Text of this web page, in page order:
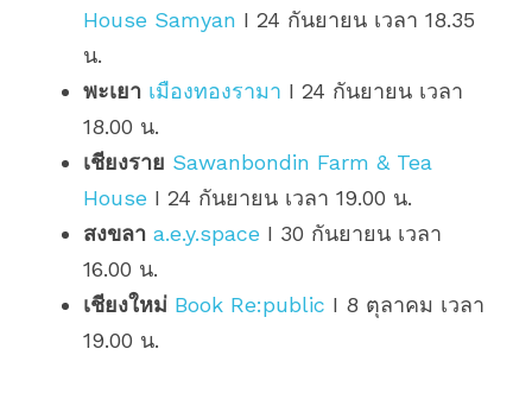
House Samyan I 24 กันยายน เวลา 18.35
น.
พะเยา เมืองทองรามา I 24 กันยายน เวลา
18.00 น.
เชียงราย Sawanbondin Farm & Tea
House I 24 กันยายน เวลา 19.00 น.
สงขลา a.e.y.space I 30 กันยายน เวลา
16.00 น.
เชียงใหม่ Book Re:public I 8 ตุลาคม เวลา
19.00 น.